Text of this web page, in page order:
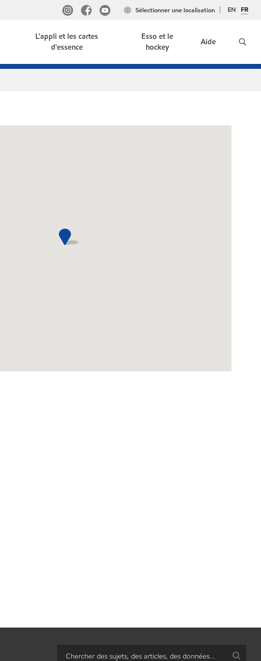
EN FR
Sélectionner une localisation
L'appli et les cartes
d'essence
Esso et le
hockey
Aide